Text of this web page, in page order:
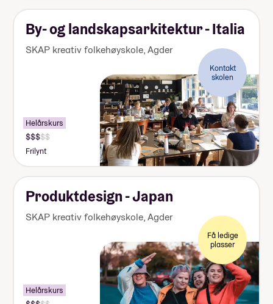
000
By- og landskapsarkitektur - Italia
SKAP kreativ folkehøyskole,Agder
Kontakt
skolen
Helårskurs
Pris:
140
000-
155
000
Frilynt
Produktdesign - Japan
SKAP kreativ folkehøyskole,Agder
Få ledige
plasser
Helårskurs